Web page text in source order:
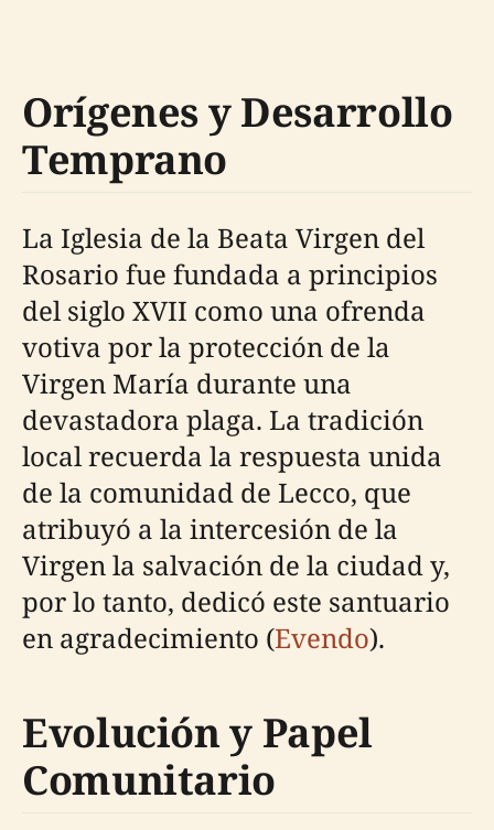
Orígenes y Desarrollo
Temprano
La Iglesia de la Beata Virgen del
Rosario fue fundada a principios
del siglo XVII como una ofrenda
votiva por la protección de la
Virgen María durante una
devastadora plaga. La tradición
local recuerda la respuesta unida
de la comunidad de Lecco, que
atribuyó a la intercesión de la
Virgen la salvación de la ciudad y,
por lo tanto, dedicó este santuario
en agradecimiento (Evendo).
Evolución y Papel
Comunitario